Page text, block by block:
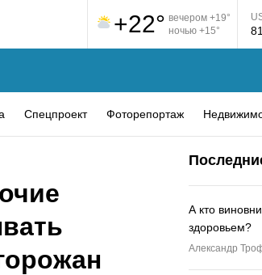
+22° вечером +19°
ночью +15°
Спецпроект Фоторепортаж
А кто
здоровьем?
Александр